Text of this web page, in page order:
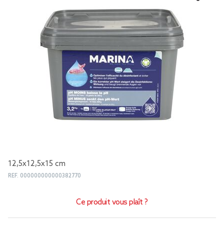
12,5x12,5x15 cm
REF. 000000000000382770
Ce produit vous plaît ?